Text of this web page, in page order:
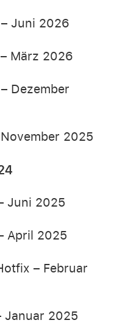
Juni 2026
März 2026
Dezember
2025
Juni 2025
April 2025
– Februar
Januar 2025